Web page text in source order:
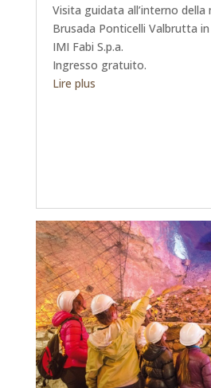
Visita guidata all’interno
Brusada Ponticelli Valbrutta
IMI Fabi S.p.a.
Ingresso gratuito.
Lire plus